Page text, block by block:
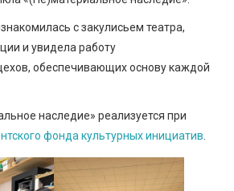
с закулисьем театра,
и увидела работу
обеспечивающих основу каждой
наследие» реализуется при
фонда культурных инициатив